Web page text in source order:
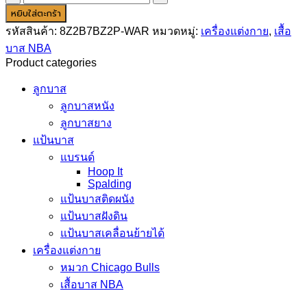
Golden
State
Warriors
Nike
Icon
Swingman
-
Youth
Curry
หยิบใส่ตะกร้า
รหัสสินค้า: 8Z2B7BZ2P-WAR หมวดหมู่: เครื่องแต่งกาย, เสื้อ
บาส NBA
Product categories
ลูกบาส
ลูกบาสหนัง
ลูกบาสยาง
แป้นบาส
แบรนด์
Hoop It
Spalding
แป้นบาสติดผนัง
แป้นบาสฝังดิน
แป้นบาสเคลื่อนย้ายได้
เครื่องแต่งกาย
หมวก Chicago Bulls
เสื้อบาส NBA